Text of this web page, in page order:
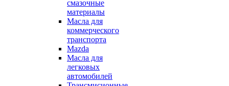
смазочные
материалы
Масла для
коммерческого
транспорта
Mazda
Масла для
легковых
автомобилей